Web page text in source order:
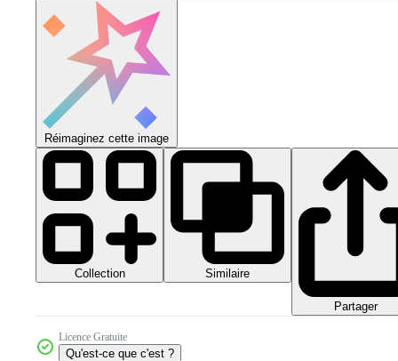
Réimaginez cette image
Collection Similaire
Partager
Licence Gratuite
Qu'est-ce que c'est ?